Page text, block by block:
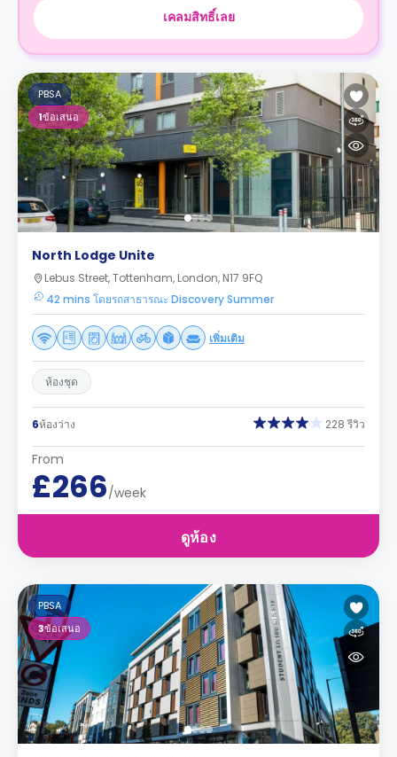
เคลมสิทธิ์เลย
PBSA
1ข้อเสนอ
North Lodge Unite
Lebus Street, Tottenham, London, N17 9FQ
42 mins โดยรถสาธารณะ Discovery Summer
เพิ่มเติม
ห้องชุด
6ห้องว่าง 228 รีวิว
From
£266/week
ดูห้อง
PBSA
3ข้อเสนอ